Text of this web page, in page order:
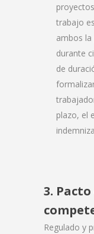
trabajo
ambos la
durante
de
plazo, el
3.
Regulado y